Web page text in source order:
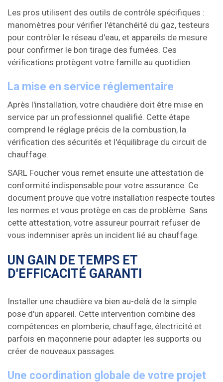
Les pros utilisent des outils de contrôle spécifiques :
manomètres pour vérifier l'étanchéité du gaz, testeurs
pour contrôler le réseau d'eau, et appareils de mesure
pour confirmer le bon tirage des fumées. Ces
vérifications protègent votre famille au quotidien.
La mise en service réglementaire
Après l'installation, votre chaudière doit être mise en
service par un professionnel qualifié. Cette étape
comprend le réglage précis de la combustion, la
vérification des sécurités et l'équilibrage du circuit de
chauffage.
SARL Foucher vous remet ensuite une attestation de
conformité indispensable pour votre assurance. Ce
document prouve que votre installation respecte toutes
les normes et vous protège en cas de problème. Sans
cette attestation, votre assureur pourrait refuser de
vous indemniser après un incident lié au chauffage.
UN GAIN DE TEMPS ET
D'EFFICACITÉ GARANTI
Installer une chaudière va bien au-delà de la simple
pose d'un appareil. Cette intervention combine des
compétences en plomberie, chauffage, électricité et
parfois en maçonnerie pour adapter les supports ou
créer de nouveaux passages.
Une coordination globale de votre projet